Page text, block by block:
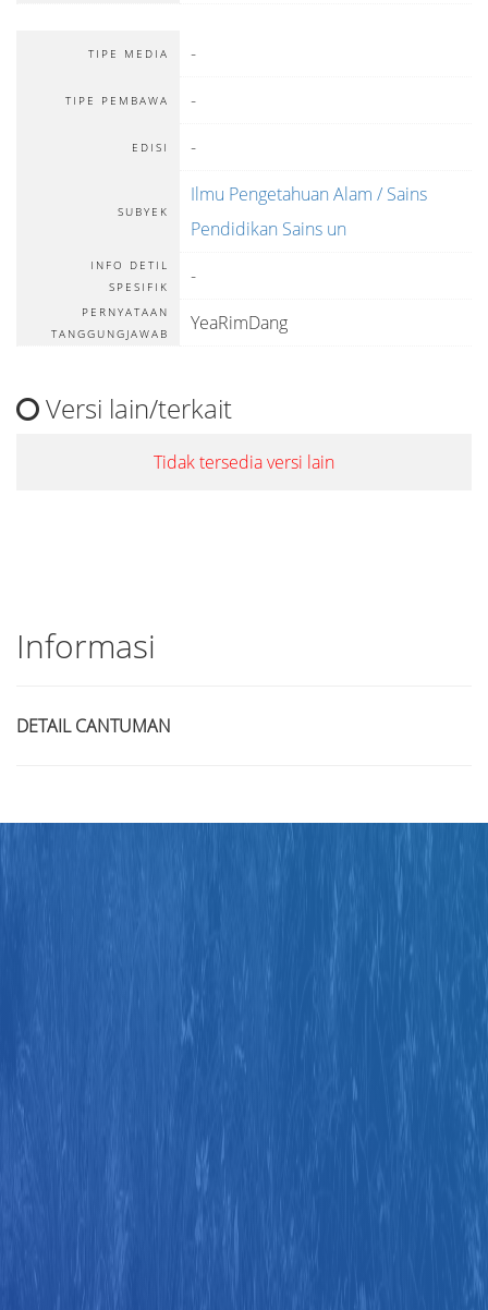
TIPE MEDIA -
TIPE PEMBAWA -
EDISI -
SUBYEK
Ilmu Pengetahuan Alam / Sains
Pendidikan Sains un
INFO DETIL
SPESIFIK
-
PERNYATAAN
TANGGUNGJAWAB
YeaRimDang
Versi lain/terkait
Tidak tersedia versi lain
Informasi
DETAIL CANTUMAN
Subyek
Tipe Koleksi
GMD